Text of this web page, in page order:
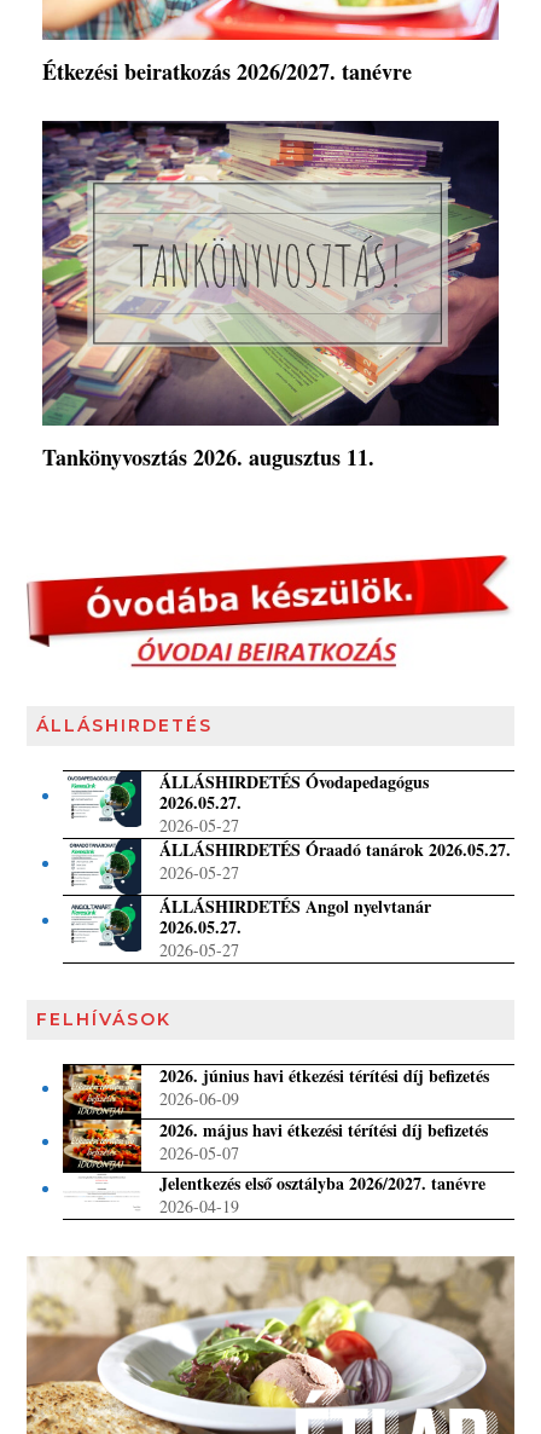
Étkezési beiratkozás 2026/2027. tanévre
Tankönyvosztás 2026. augusztus 11.
ÁLLÁSHIRDETÉS
ÁLLÁSHIRDETÉS Óvodapedagógus
2026.05.27.
2026-05-27
ÁLLÁSHIRDETÉS Óraadó tanárok 2026.05.27.
2026-05-27
ÁLLÁSHIRDETÉS Angol nyelvtanár
2026.05.27.
2026-05-27
FELHÍVÁSOK
2026. június havi étkezési térítési díj befizetés
2026-06-09
2026. május havi étkezési térítési díj befizetés
2026-05-07
Jelentkezés első osztályba 2026/2027. tanévre
2026-04-19